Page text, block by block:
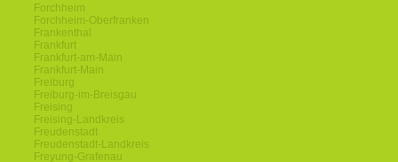
Forchheim
Forchheim-Oberfranken
Frankenthal
Frankfurt
Frankfurt-am-Main
Frankfurt-Main
Freiburg
Freiburg-im-Breisgau
Freising
Freising-Landkreis
Freudenstadt
Freudenstadt-Landkreis
Freyung-Grafenau